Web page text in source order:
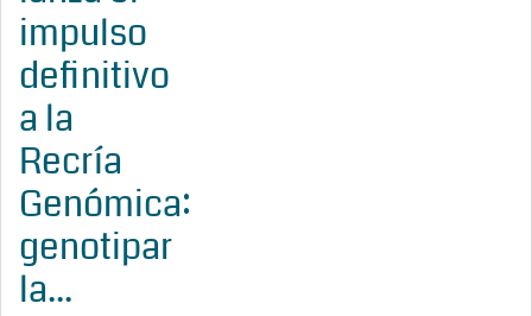
impulso
definitivo
a la
Recría
Genómica:
genotipar
la...